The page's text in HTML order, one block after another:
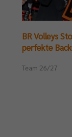
BR Volleys
perfekte
Team 26/27